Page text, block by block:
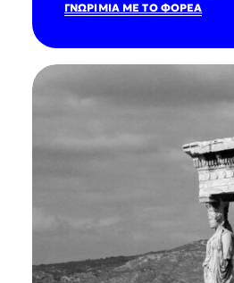
ΓΝΩΡΙΜΙΑ ΜΕ ΤΟ ΦΟΡΕΑ